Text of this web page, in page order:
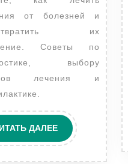
от болезней и
их
Советы по
выбору
лечения и
ДАЛЕЕЧИТАТЬ
ДАЛЕЕ